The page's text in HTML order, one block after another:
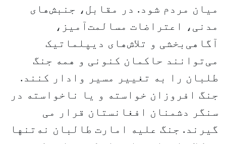
میان مردم شود. در مقابل، جنبش‌های
مدنی، اعتراضات مسالمت‌آمیز،
آگاهی‌بخشی و تلاش‌های دیپلماتیک
می‌توانند حاکمان کنونی و همه جنگ
طلبان را به تغییر مسیر وادار کنند.
جنگ افروزان خواسته و یا ناخواسته در
سنگر دشمنان افغانستان قرار می
گیرند. جنگ علیه امارت طالبان نه‌تنها